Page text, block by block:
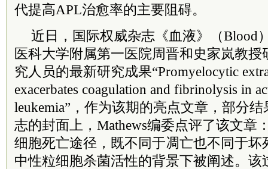
代提高APL治愈率的主要阻碍。
近日，国际权威杂志《血液》（Blood
医科大学附属第一医院周晋和史家岚教
究人员的最新研究成果“Promyelocytic
exacerbates coagulation and fibrinolysis in
leukemia”，作为该期的亮点文章，部分
志的封面上，Mathews编委点评了该文章
细胞死亡途径，既不同于凋亡也不同于坏
中性粒细胞杀菌活性的背景下被阐述。该